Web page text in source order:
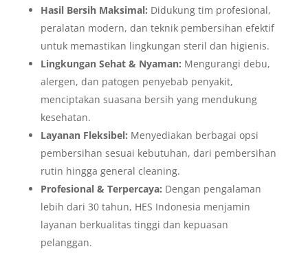
Hasil Bersih Maksimal: Didukung tim profesional,
peralatan modern, dan teknik pembersihan efektif
untuk memastikan lingkungan steril dan higienis.
Lingkungan Sehat & Nyaman: Mengurangi debu,
alergen, dan patogen penyebab penyakit,
menciptakan suasana bersih yang mendukung
kesehatan.
Layanan Fleksibel: Menyediakan berbagai opsi
pembersihan sesuai kebutuhan, dari pembersihan
rutin hingga general cleaning.
Profesional & Terpercaya: Dengan pengalaman
lebih dari 30 tahun, HES Indonesia menjamin
layanan berkualitas tinggi dan kepuasan
pelanggan.